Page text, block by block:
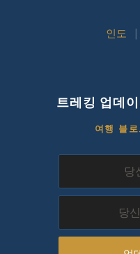
인도
트레킹 업데
여행 블